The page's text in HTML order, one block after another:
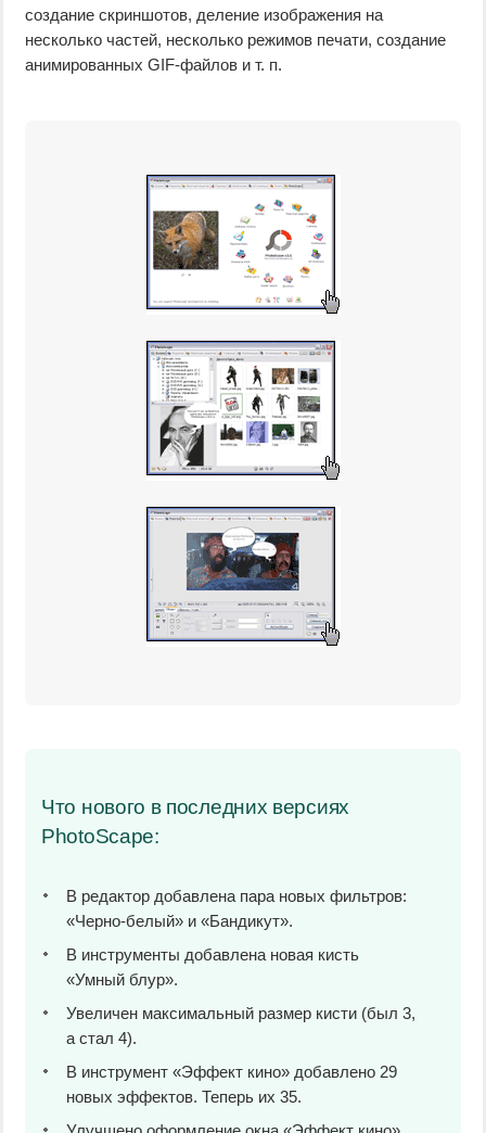
создание скриншотов, деление изображения на
несколько частей, несколько режимов печати, создание
анимированных GIF-файлов и т. п.
Что нового в последних версиях
PhotoScape:
В редактор добавлена пара новых фильтров:
«Черно-белый» и «Бандикут».
В инструменты добавлена новая кисть
«Умный блур».
Увеличен максимальный размер кисти (был 3,
а стал 4).
В инструмент «Эффект кино» добавлено 29
новых эффектов. Теперь их 35.